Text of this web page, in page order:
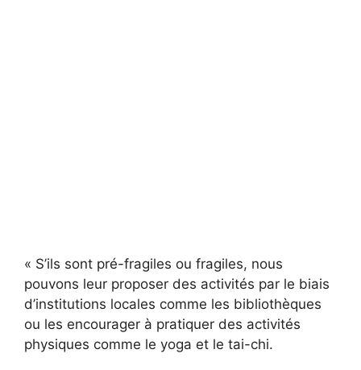
« S’ils sont pré-fragiles ou fragiles, nous
pouvons leur proposer des activités par le biais
d’institutions locales comme les bibliothèques
ou les encourager à pratiquer des activités
physiques comme le yoga et le tai-chi.